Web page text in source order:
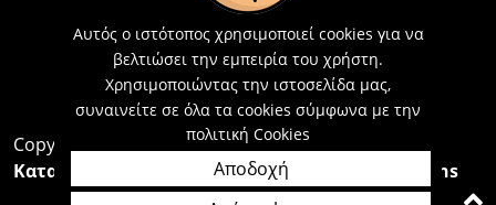
Copyright 2026,
Acosmetics Αθανασόπουλος
Κατασκευή Ιστοσελίδων Interactive Net Solutions
Αυτός ο ιστότοπος χρησιμοποιεί cookies για να
βελτιώσει την εμπειρία του χρήστη.
Χρησιμοποιώντας την ιστοσελίδα μας,
συναινείτε σε όλα τα cookies σύμφωνα με την
πολιτική Cookies
Αποδοχή